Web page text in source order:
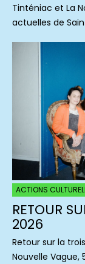
Tinténiac et La
actuelles de
ACTIONS
RETOUR
2026
Retour sur la
Nouvelle Vague,